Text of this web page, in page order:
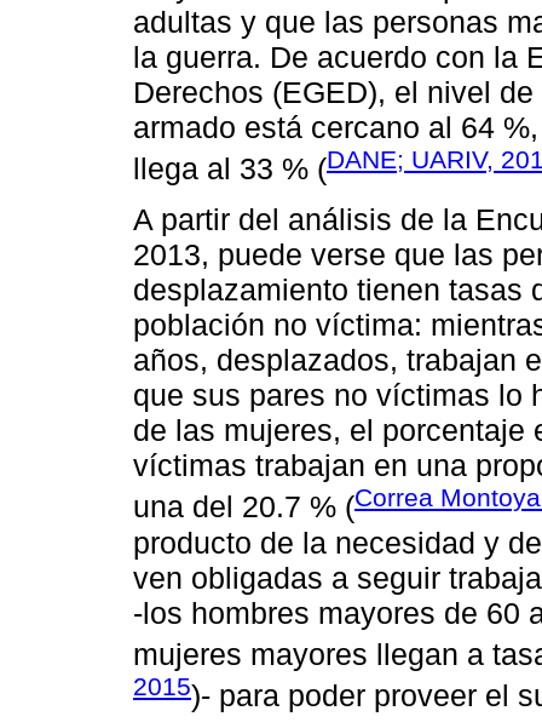
adultas y que las personas
la guerra. De acuerdo con la
Derechos (EGED), el nivel
armado está cercano al 64
llega al 33 % (DANE; UARIV,
A partir del análisis de la
2013, puede verse que las
desplazamiento tienen tasas
población no víctima:
años, desplazados, trabajan
que sus pares no víctimas lo
de las mujeres, el
víctimas trabajan en una
una del 20.7 % (Correa
producto de la necesidad y
ven obligadas a seguir
-los hombres mayores de 60
mujeres mayores llegan a
2015)- para poder proveer el